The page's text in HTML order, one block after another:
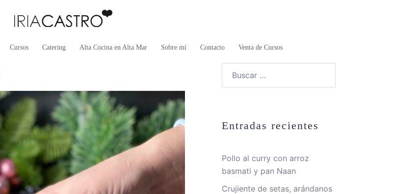
Cursos Catering Alta Cocina en Alta Mar Sobre mí Contacto Venta de Cursos
Entradas recientes
Pollo al curry con arroz
basmati y pan Naan
Crujiente de setas, arándanos